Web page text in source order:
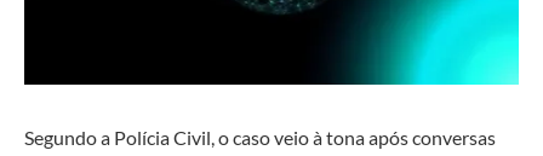
Segundo a Polícia Civil, o caso veio à tona após conversas